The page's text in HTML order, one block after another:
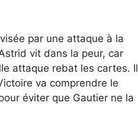
par une attaque à la
vit dans la peur, car
attaque rebat les cartes. Il
va comprendre le
éviter que Gautier ne la